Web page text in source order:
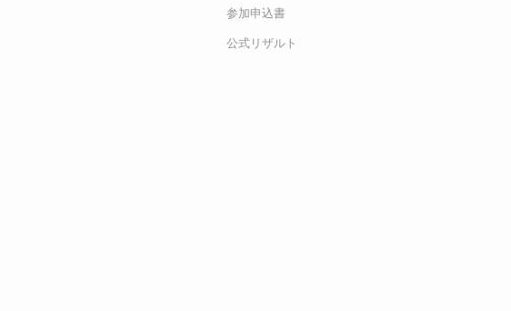
参加申込書
公式リザルト